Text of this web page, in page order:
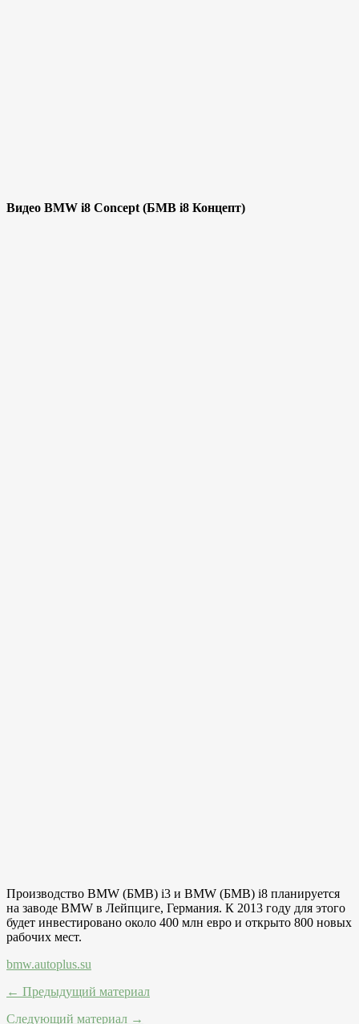
Видео BMW i8 Concept (БМВ i8 Концепт)
Производство BMW (БМВ) i3 и BMW (БМВ) i8 планируется
на заводе BMW в Лейпциге, Германия. К 2013 году для этого
будет инвестировано около 400 млн евро и открыто 800 новых
рабочих мест.
bmw.autoplus.su
← Предыдущий материал
Следующий материал →